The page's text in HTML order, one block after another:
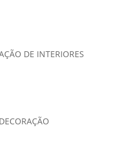
DE INTERIORES